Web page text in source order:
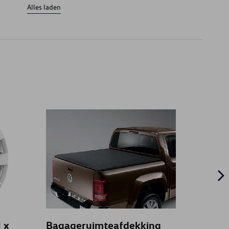
Alles laden
x
Bagageruimteafdekking